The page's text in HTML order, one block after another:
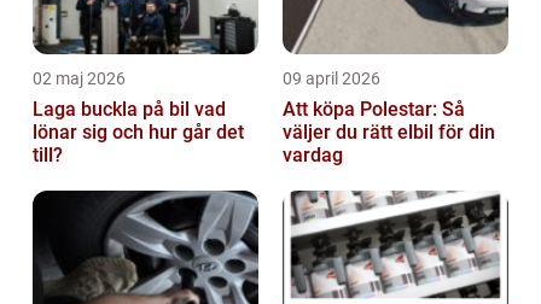
02 maj 2026
Laga buckla på bil vad
lönar sig och hur går det
till?
09 april 2026
Att köpa Polestar: Så
väljer du rätt elbil för din
vardag